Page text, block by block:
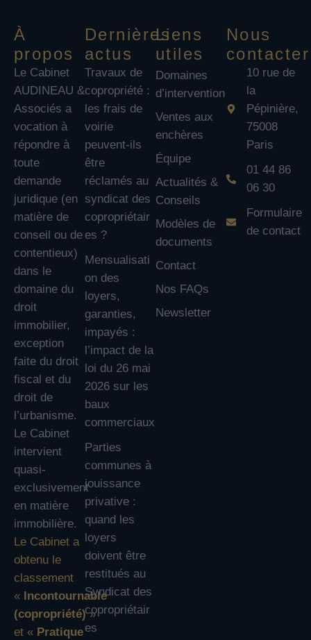
À
propos
Le Cabinet
AUDINEAU &
Associés a
vocation à
répondre à
toute
demande
juridique (en
matière de
conseil ou de
contentieux)
dans le
domaine du
droit
immobilier,
exception
faite du droit
fiscal et du
droit de
l’urbanisme.
Le Cabinet
intervient
quasi-
exclusivement
en matière
immobilière.
Le Cabinet a
obtenu le
classement
« Incontournable
(copropriété)»
et « Pratique
Dernières
actus
Travaux de
copropriété :
les frais de
voirie
peuvent-ils
être
réclamés au
syndicat des
copropriétair
es ?
Mensualisati
on des
loyers,
garanties,
impayés :
l’impact de la
loi du 26 mai
2026 sur les
baux
commerciaux
Parties
communes à
jouissance
privative :
quand les
loyers
doivent être
restitués au
Syndicat des
copropriétair
es
Liens
utiles
Domaines
d’intervention
Ventes aux
enchères
Équipe
Actualités &
Conseils
Modèles de
documents
Contact
Nos FAQs
Newsletter
Nous
contacter
10 rue de
la
Pépinière,
75008
Paris
01 44 86
06 30
Formulaire
de contact